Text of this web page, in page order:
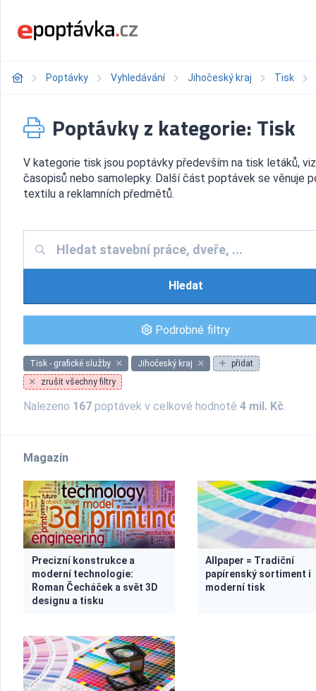
Poptávky Vyhledávání Jihočeský kraj Tisk
Poptávky z kategorie: Tisk
V kategorie tisk jsou poptávky především na tisk letáků,
časopisů nebo samolepky. Další část poptávek se věnuje
textilu a reklamních předmětů.
Hledat
Podrobné filtry
Tisk - grafické služby Jihočeský kraj
přidat
zrušit všechny filtry
Nalezeno 167 poptávek v celkové hodnotě 4 mil. Kč.
Magazín
Precizní konstrukce a
moderní technologie:
Roman Čecháček a svět 3D
designu a tisku
Allpaper = Tradiční
papírenský sortiment i
moderní tisk